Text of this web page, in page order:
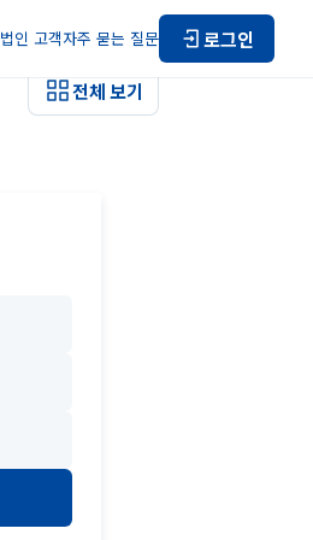
법인 고객자주 묻는 질문 로그인
전체 보기